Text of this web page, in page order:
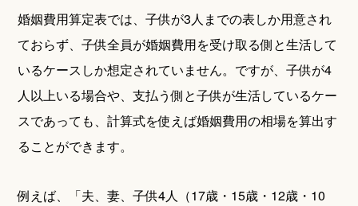
婚姻費用算定表では、子供が3人までの表しか用意され
ておらず、子供全員が婚姻費用を受け取る側と生活して
いるケースしか想定されていません。ですが、子供が4
人以上いる場合や、支払う側と子供が生活しているケー
スであっても、計算式を使えば婚姻費用の相場を算出す
ることができます。
例えば、「夫、妻、子供4人（17歳・15歳・12歳・10